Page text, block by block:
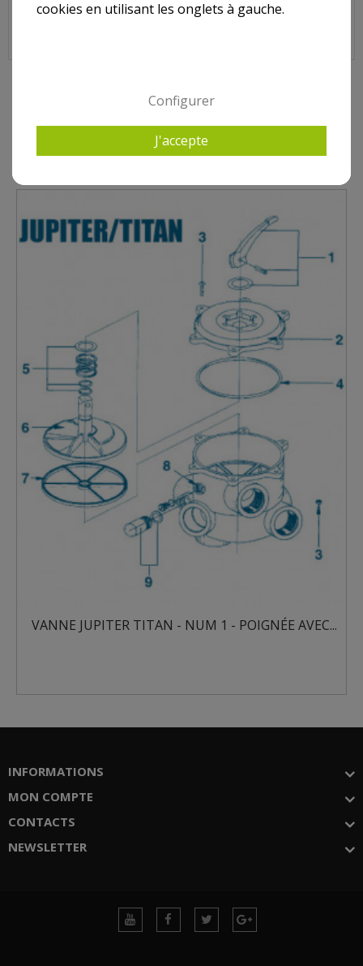
9 AUTRES PRODUITS DANS VANNES JUPITER TITAN
JUPITER TITAN - NUM 1 - POIGNÉE AVEC...
INFORMATIONS
MON COMPTE
CONTACTS
NEWSLETTER
cookies en utilisant les onglets à gauche.
Configurer
J'accepte